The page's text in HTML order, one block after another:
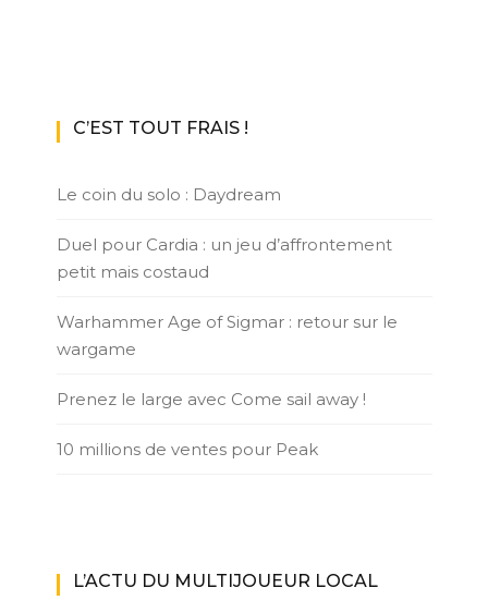
C’EST TOUT FRAIS !
Le coin du solo : Daydream
Duel pour Cardia : un jeu d’affrontement
petit mais costaud
Warhammer Age of Sigmar : retour sur le
wargame
Prenez le large avec Come sail away !
10 millions de ventes pour Peak
L’ACTU DU MULTIJOUEUR LOCAL